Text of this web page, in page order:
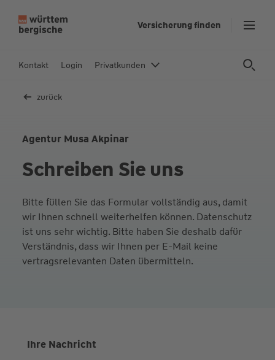
In
Versicherung finden
Kontakt Login Privatkunden
zurück
Agentur Musa Akpinar
Schreiben Sie uns
Bitte füllen Sie das Formular vollständig aus, damit
wir Ihnen schnell weiterhelfen können. Datenschutz
ist uns sehr wichtig. Bitte haben Sie deshalb dafür
Verständnis, dass wir Ihnen per E-Mail keine
vertragsrelevanten Daten übermitteln.
Ihre Nachricht